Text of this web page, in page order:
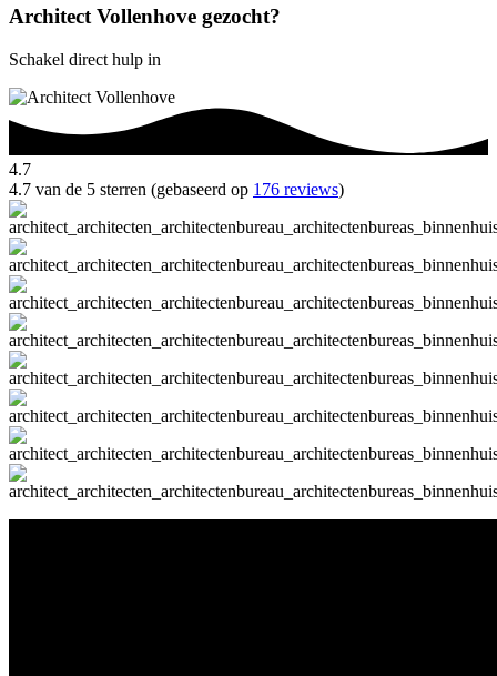
Architect Vollenhove gezocht?
Schakel direct hulp in
4.7
4.7 van de 5 sterren (gebaseerd op 176 reviews)